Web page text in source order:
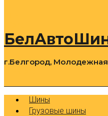
г.Белгород,
Шины
Грузовые шины